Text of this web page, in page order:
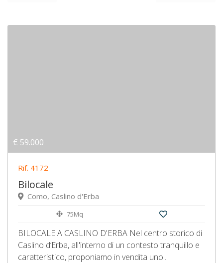
€ 59.000
Rif. 4172
Bilocale
Como, Caslino d'Erba
75Mq
BILOCALE A CASLINO D'ERBA Nel centro storico di
Caslino d’Erba, all'interno di un contesto tranquillo e
caratteristico, proponiamo in vendita uno...